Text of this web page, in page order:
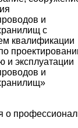
и
с
квалификации
и эксплуатации
и
о